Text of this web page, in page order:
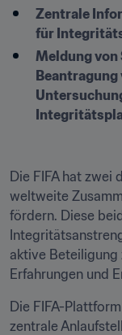
Zentrale
für
Meldung
Die FIFA hat
weltweite
fördern. Diese
aktive Beteiligung
Erfahrungen und
Die FIFA-
zentrale